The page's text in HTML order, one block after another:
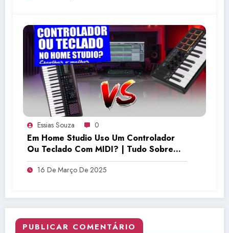
Essias Souza 0
Em Home Studio Uso Um Controlador
Ou Teclado Com MIDI? | Tudo Sobre
Teclado Musical
16 De Março De 2025
PUBLICAR COMENTÁRIO